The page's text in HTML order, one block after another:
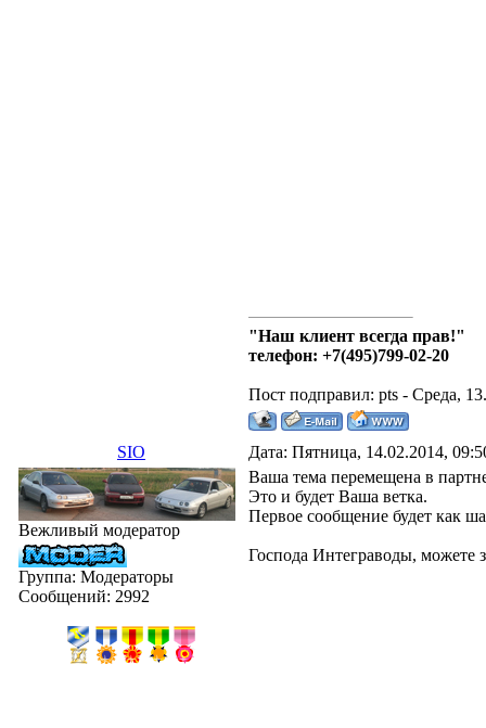
"Наш клиент всегда прав!"
телефон: +7(495)799-02-20
Пост подправил:pts -Среда,
SIO Дата: Пятница, 14.02.2014,
Вежливый модератор
Группа: Модераторы
Сообщений: 2992
Ваша тема перемещена в
Это и будет Ваша ветка.
Первое сообщение будет как
Господа Интеграводы, можете